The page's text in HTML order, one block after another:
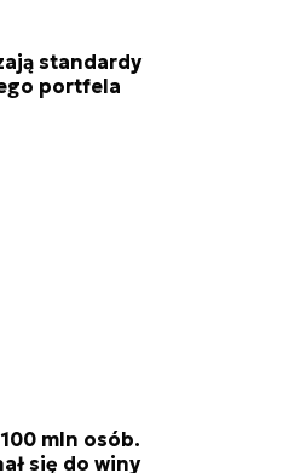
standardy
portfela
mln osób.
się do winy